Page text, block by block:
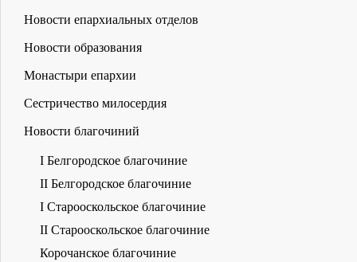
Новости епархиальных отделов
Новости образования
Монастыри епархии
Сестричество милосердия
Новости благочиний
I Белгородское благочиние
II Белгородское благочиние
I Старооскольское благочиние
II Старооскольское благочиние
Корочанское благочиние